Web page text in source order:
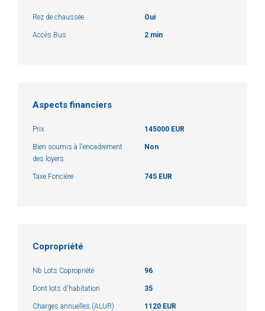
Rez de chaussée Oui
Accès Bus 2 min
Aspects financiers
Prix 145000 EUR
Bien soumis à l'encadrement
des loyers
Non
Taxe Foncière 745 EUR
Copropriété
Nb Lots Copropriété 96
Dont lots d'habitation 35
Charges annuelles (ALUR) 1120 EUR